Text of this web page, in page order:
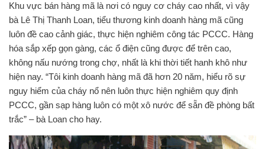
Khu vực bán hàng mã là nơi có nguy cơ cháy cao nhất, vì vậy
bà Lê Thị Thanh Loan, tiểu thương kinh doanh hàng mã cũng
luôn đề cao cảnh giác, thực hiện nghiêm công tác PCCC. Hàng
hóa sắp xếp gọn gàng, các ổ điện cũng được để trên cao,
không nấu nướng trong chợ, nhất là khi thời tiết hanh khô như
hiện nay. “Tôi kinh doanh hàng mã đã hơn 20 năm, hiểu rõ sự
nguy hiểm của cháy nổ nên luôn thực hiện nghiêm quy định
PCCC, gần sạp hàng luôn có một xô nước để sẵn đề phòng bất
trắc” – bà Loan cho hay.